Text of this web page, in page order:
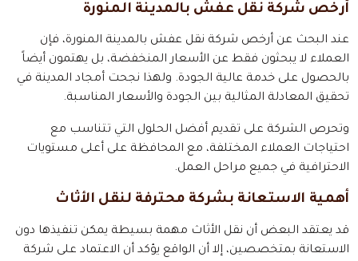
أرخص شركة نقل عفش بالمدينة المنورة
عند البحث عن أرخص شركة نقل عفش بالمدينة المنورة، فإن
العملاء لا يبحثون فقط عن الأسعار المنخفضة، بل يهتمون أيضاً
بالحصول على خدمة عالية الجودة. ولهذا نجحت أمجاد المدينة في
تحقيق المعادلة المثالية بين الجودة والأسعار المناسبة.
وتحرص الشركة على تقديم أفضل الحلول التي تتناسب مع
احتياجات العملاء المختلفة، مع المحافظة على أعلى مستويات
الاحترافية في جميع مراحل العمل.
أهمية الاستعانة بشركة محترفة لنقل الأثاث
قد يعتقد البعض أن نقل الأثاث مهمة بسيطة يمكن تنفيذها دون
الاستعانة بمتخصصين، إلا أن الواقع يؤكد أن الاعتماد على شركة